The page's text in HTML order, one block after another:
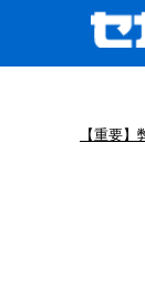
【重要